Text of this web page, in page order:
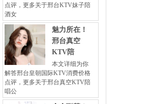
点评，更多关于邢台KTV妹子陪
酒女
魅力所在！
邢台真空
KTV陪
本文详细为你
解答邢台皇朝国际KTV消费价格
点评，更多关于邢台真空KTV陪
唱公